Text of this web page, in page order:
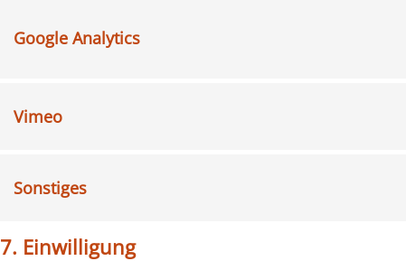
Google Analytics
Vimeo
Sonstiges
7. Einwilligung